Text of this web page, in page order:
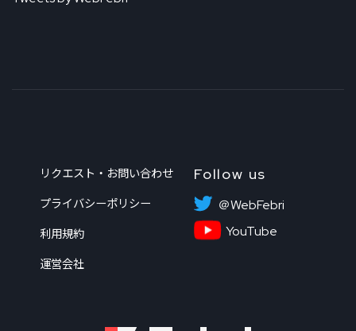
リクエスト・お問い合わせ
プライバシーポリシー
利用規約
運営会社
Follow us
＠WebFebri
YouTube